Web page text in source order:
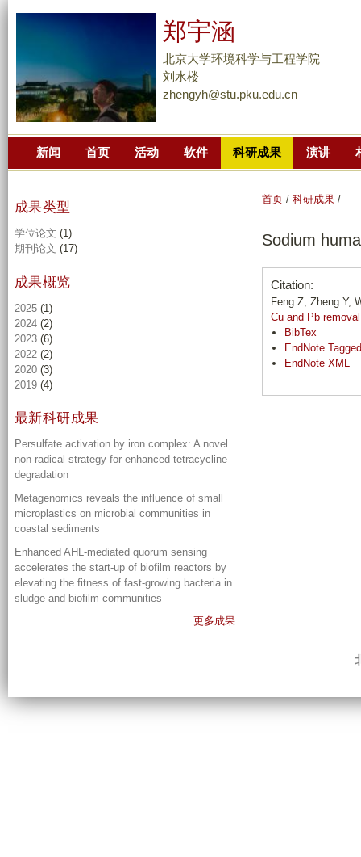
主
容
分
郑宇涵
北京大学环境科学与工程学院
刘水楼
zhengyh@stu.pku.edu.cn
新闻 首页 活动 软件 科研成果 演讲
首页 / 科研成果 /
Sodium
Citation:
Feng Z, Zheng Y,
Cu and Pb removal
BibTex
EndNote Tagged
EndNote XML
成果类型
学位论文 (1)
期刊论文 (17)
成果概览
2025 (1)
2024 (2)
2023 (6)
2022 (2)
2020 (3)
2019 (4)
最新科研成果
Persulfate activation by iron complex: A novel
non-radical strategy for enhanced tetracycline
degradation
Metagenomics reveals the influence of small
microplastics on microbial communities in
coastal sediments
Enhanced AHL-mediated quorum sensing
accelerates the start-up of biofilm reactors by
elevating the fitness of fast-growing bacteria in
sludge and biofilm communities
更多成果